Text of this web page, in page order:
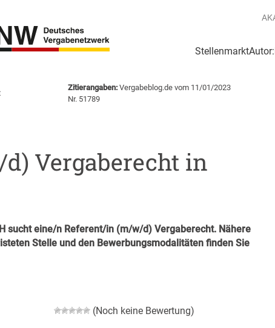
Stellenmarkt
Zitierangaben:Vergabeblog.de vom 11/01/2023
Nr. 51789
Vergaberecht in
sucht eine/n Referent/in (m/w/d) Vergaberecht. Nähere
Stelle und den Bewerbungsmodalitäten finden Sie
(Noch keine Bewertung)